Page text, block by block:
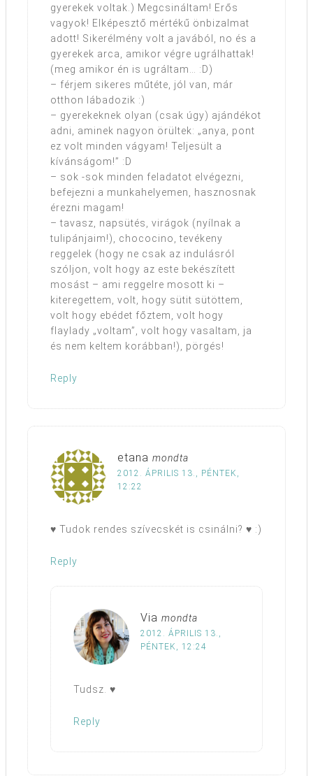
gyerekek voltak.) Megcsináltam! Erős
vagyok! Elképesztő mértékű önbizalmat
adott! Sikerélmény volt a javából, no és a
gyerekek arca, amikor végre ugrálhattak!
(meg amikor én is ugráltam… :D)
– férjem sikeres műtéte, jól van, már
otthon lábadozik :)
– gyerekeknek olyan (csak úgy) ajándékot
adni, aminek nagyon örültek: „anya, pont
ez volt minden vágyam! Teljesült a
kívánságom!” :D
– sok -sok minden feladatot elvégezni,
befejezni a munkahelyemen, hasznosnak
érezni magam!
– tavasz, napsütés, virágok (nyílnak a
tulipánjaim!), chococino, tevékeny
reggelek (hogy ne csak az indulásról
szóljon, volt hogy az este bekészített
mosást – ami reggelre mosott ki –
kiteregettem, volt, hogy sütit sütöttem,
volt hogy ebédet főztem, volt hogy
flaylady „voltam”, volt hogy vasaltam, ja
és nem keltem korábban!), pörgés!
Reply
etana mondta
2012. ÁPRILIS 13., PÉNTEK,
12:22
♥ Tudok rendes szívecskét is csinálni? ♥ :)
Reply
Via mondta
2012. ÁPRILIS 13.,
PÉNTEK, 12:24
Tudsz. ♥
Reply